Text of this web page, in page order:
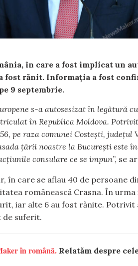
în care a fost implicat un
fost rănit. Informația a fost
9 septembrie.
s-a autosesizat în legătură
în Republica Moldova.
pe raza comunei Costești,
țării noastre la București este
consulare ce se impun”, se
în care se aflau 40 de persoane
românească Crasna. În
iar alte 6 au fost rănite.
de suferit.
în română. Relatăm despre